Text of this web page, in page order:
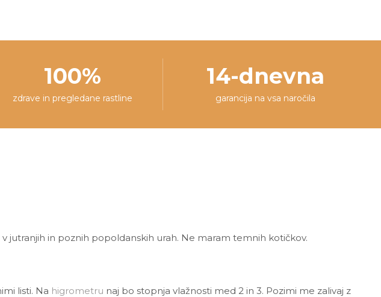
100%
zdrave in pregledane rastline
14-dnevna
garancija na vsa naročila
jutranjih in poznih popoldanskih urah. Ne maram temnih kotičkov.
listi. Na higrometru naj bo stopnja vlažnosti med 2 in 3. Pozimi me zalivaj z